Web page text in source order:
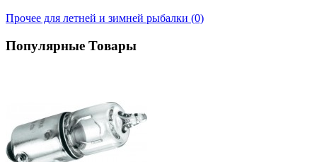
Прочее для летней и зимней рыбалки (0)
Популярные Товары